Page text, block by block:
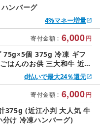
ンバーグ
4%マネー増量
寄付金額 : 6,000円
75g×5個 375g 冷凍 ギフ
はんのお供 三大和牛 近江
宅用 滋賀県 竜王町 岡喜
日本三大和牛
d払いで最大24％還元
寄付金額 : 6,000円
375g (近江小判 大人気 牛
け 冷凍ハンバーグ)